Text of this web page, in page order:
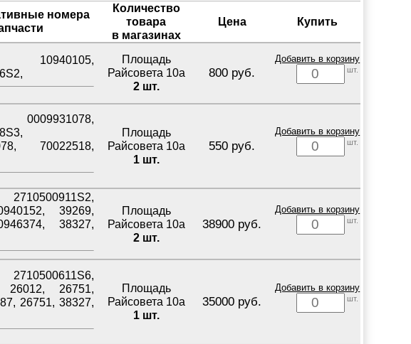
номера
Количество
товара
в магазинах
Цена Купить
10940105,
Площадь
Райсовета 10а
2 шт.
800 руб.
Добавить в корзину
шт.
70022518,
Площадь
Райсовета 10а
1 шт.
550 руб.
Добавить в корзину
шт.
39269,
38327,
Площадь
Райсовета 10а
2 шт.
38900 руб.
Добавить в корзину
шт.
26012, 26751,
26751, 38327,
Площадь
Райсовета 10а
1 шт.
35000 руб.
Добавить в корзину
шт.